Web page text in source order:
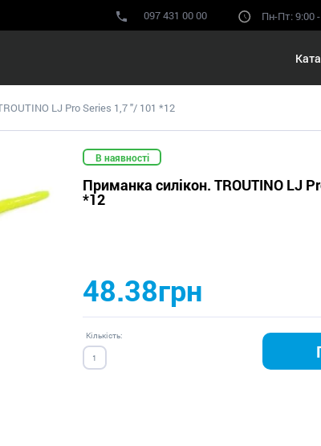
097 431 00 00 Пн-Пт: 9:00
LJ Pro Series 1,7 "/ 101 *12
В наявності
Приманка силікон. TROUTINO LJ
*12
48.38грн
Кількість: